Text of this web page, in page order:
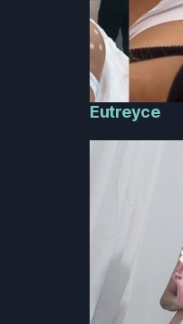
Eutreyce